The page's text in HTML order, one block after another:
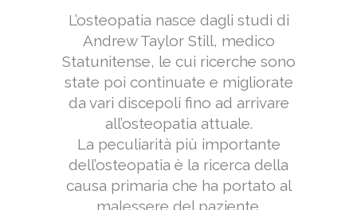
L’osteopatia nasce dagli studi di
Andrew Taylor Still, medico
Statunitense, le cui ricerche sono
state poi continuate e migliorate
da vari discepoli fino ad arrivare
all’osteopatia attuale.
La peculiarità più importante
dell’osteopatia è la ricerca della
causa primaria che ha portato al
malessere del paziente.